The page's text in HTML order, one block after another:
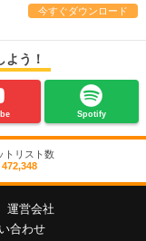
今すぐダウンロード
う！
Spotify
トリスト数
472,348
運営会社
合わせ